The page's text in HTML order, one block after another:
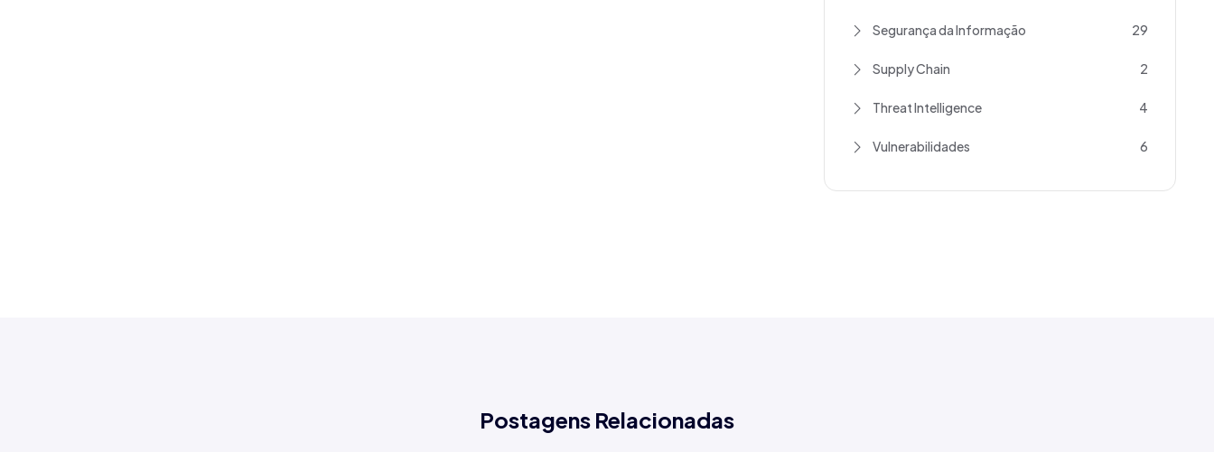
Segurança da Informação 29
Supply Chain 2
Threat Intelligence 4
Vulnerabilidades 6
Postagens Relacionadas